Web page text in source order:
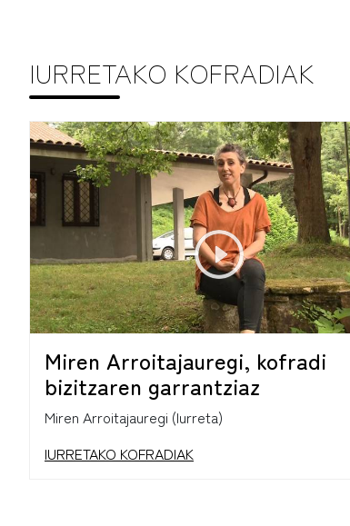
IURRETAKO KOFRADIAK
Miren Arroitajauregi, kofradi
bizitzaren garrantziaz
Miren Arroitajauregi (Iurreta)
IURRETAKO KOFRADIAK